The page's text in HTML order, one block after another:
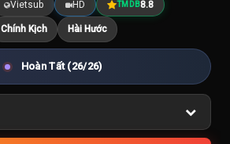
Vietsub HD TMDB8.8
Chính Kịch Hài Hước
Hoàn Tất (26/26)